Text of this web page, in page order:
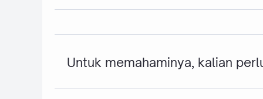
Untuk memahaminya, kalian